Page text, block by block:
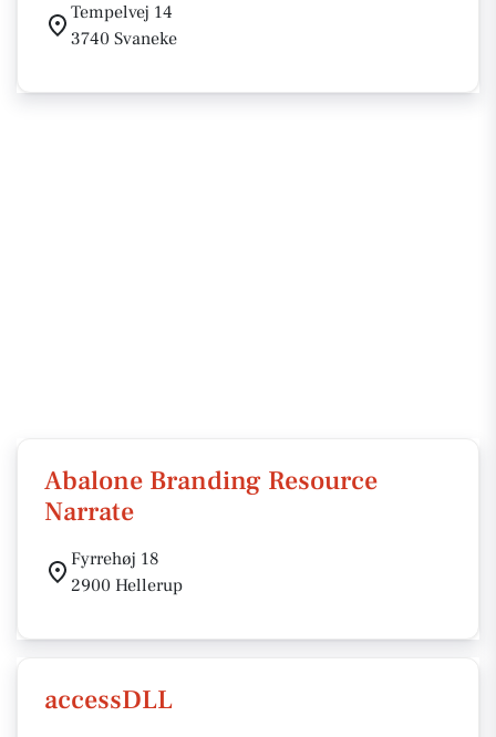
Tempelvej 14
3740 Svaneke
Abalone Branding Resource
Narrate
Fyrrehøj 18
2900 Hellerup
accessDLL